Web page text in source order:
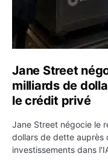
Jane Street
milliards de
le crédit privé
Jane Street négocie le
dollars de dette auprès
investissements dans